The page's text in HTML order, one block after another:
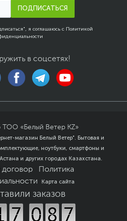
режима меньше.
лучше. А еще хорошо, когда они
их на другие с большим
к ноутбуку.
оснащены Ethernet портами,
к ним проводные
поддержки сети Wi-Fi.
антенну для
-Fi?
ПОДПИСАТЬСЯ
я соглашаюсь с Политикой
в соцсетях!
ТОО «Белый Ветер KZ»
магазин Белый Ветер". Бытовая и
ноутбуки, смартфоны и
и других городах Казахстана.
договор
Политика
Карта сайта
заказов